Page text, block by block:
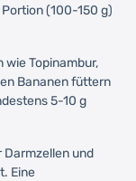
(100-150 g)
Topinambur,
Bananen füttern
5-10 g
Darmzellen und
Eine